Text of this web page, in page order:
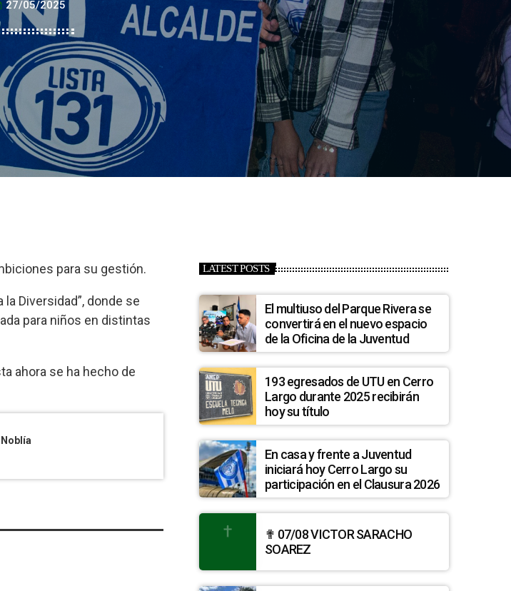
27/05/2025
para su gestión.
Diversidad”, donde se
para niños en distintas
ahora se ha hecho de
LATEST POSTS
El multiuso del Parque Rivera se
convertirá en el nuevo espacio
de la Oficina de la Juventud
193 egresados de UTU en Cerro
Largo durante 2025 recibirán
hoy su título
En casa y frente a Juventud
iniciará hoy Cerro Largo su
participación en el Clausura 2026
✟ 07/08 VICTOR SARACHO
SOAREZ